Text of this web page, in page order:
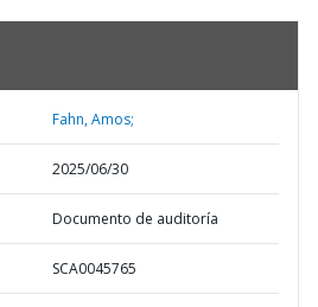
Fahn, Amos;
2025/06/30
Documento de auditoría
SCA0045765